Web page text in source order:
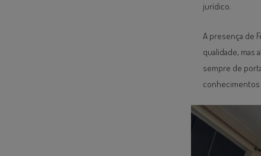
jurídico.
A presença de
qualidade, mas
sempre de
conhecimentos